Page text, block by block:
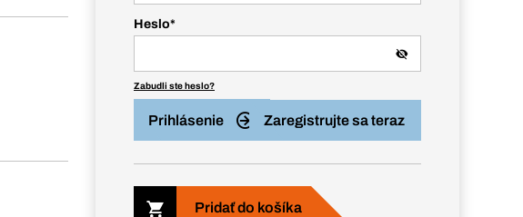
Heslo*
Zabudli ste heslo?
Prihlásenie Zaregistrujte sa teraz
Pridať do košíka